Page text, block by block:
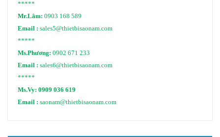
*****
Mr.Lâm: 0903 168 589
Email : sales5@thietbisaonam.com
*****
Ms.Phương: 0902 671 233
Email : sales6@thietbisaonam.com
*****
Ms.Vy: 0909 036 619
Email : saonam@thietbisaonam.com